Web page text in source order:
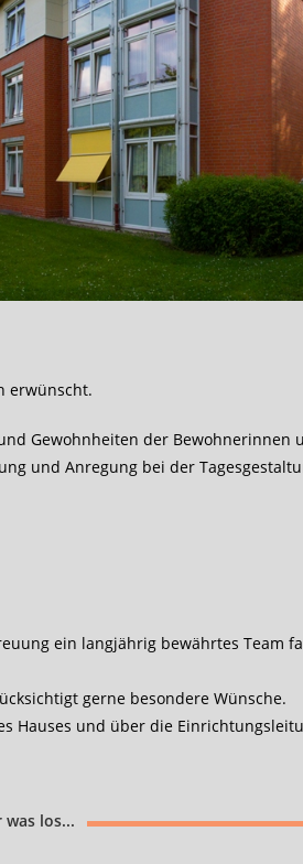
erwünscht.
Gewohnheiten der Bewohnerinnen
und Anregung bei der
ein langjährig bewährtes Team
gerne besondere Wünsche.
Hauses und über die
los...